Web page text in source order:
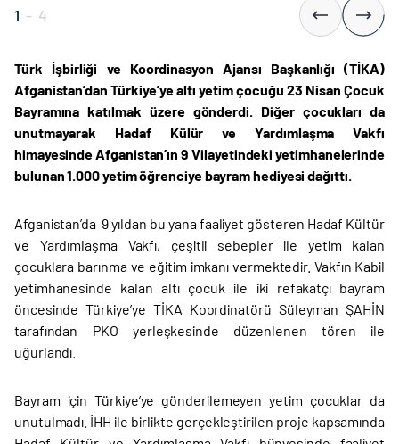
1 - 4
Türk İşbirliği ve Koordinasyon Ajansı Başkanlığı (TİKA)
Afganistan’dan Türkiye’ye altı yetim çocuğu 23 Nisan Çocuk
Bayramına katılmak üzere gönderdi. Diğer çocukları da
unutmayarak Hadaf Külür ve Yardımlaşma Vakfı
himayesinde Afganistan’ın 9 Vilayetindeki yetimhanelerinde
bulunan 1.000 yetim öğrenciye bayram hediyesi dağıttı.
Afganistan’da 9 yıldan bu yana faaliyet gösteren Hadaf Kültür
ve Yardımlaşma Vakfı, çeşitli sebepler ile yetim kalan
çocuklara barınma ve eğitim imkanı vermektedir. Vakfın Kabil
yetimhanesinde kalan altı çocuk ile iki refakatçı bayram
öncesinde Türkiye’ye TİKA Koordinatörü Süleyman ŞAHİN
tarafından PKO yerleşkesinde düzenlenen tören ile
uğurlandı.
Bayram için Türkiye’ye gönderilemeyen yetim çocuklar da
unutulmadı. İHH ile birlikte gerçekleştirilen proje kapsamında